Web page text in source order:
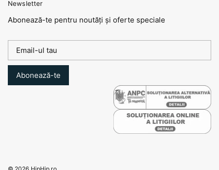
Newsletter
Abonează-te pentru noutăți și oferte speciale
Abonează-te